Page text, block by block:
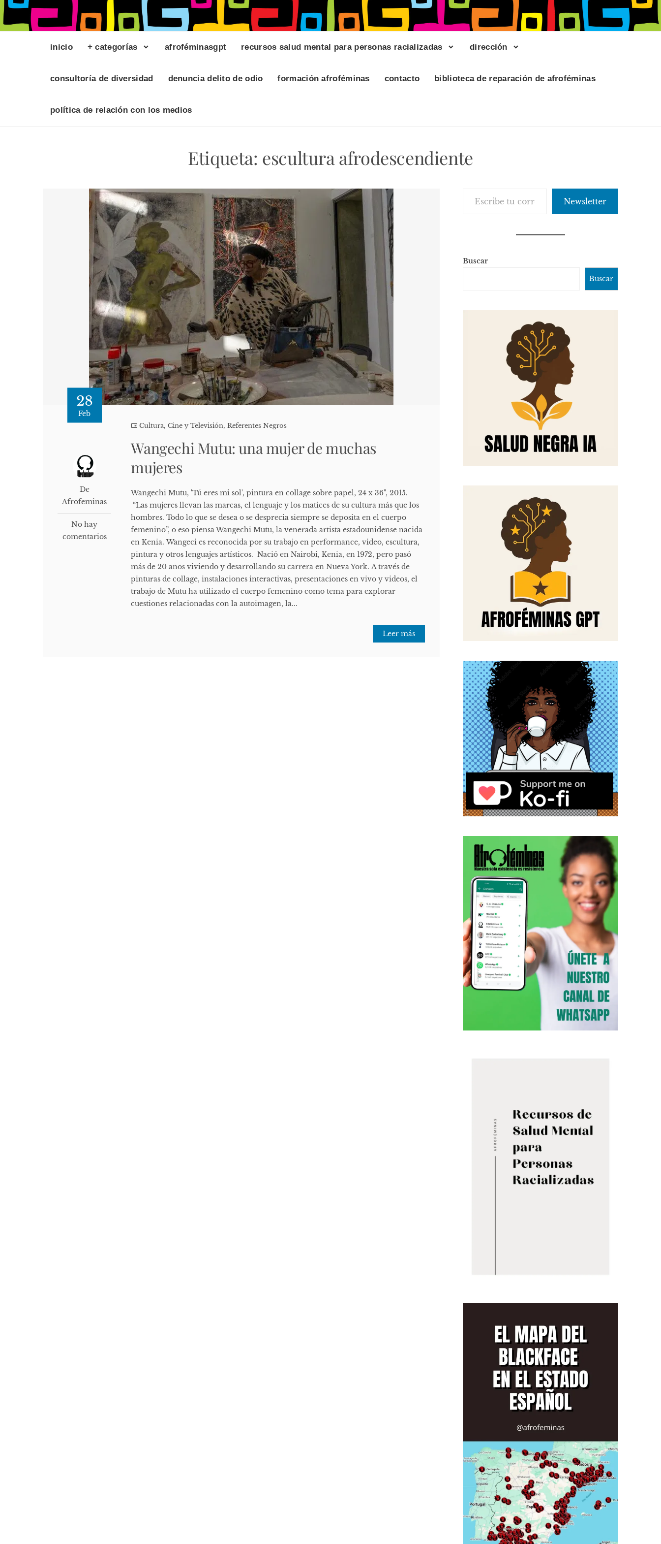
inicio + categorías afroféminasgpt recursos salud mental para personas racializadas dirección
consultoría de diversidad denuncia delito de odio formación afroféminas contacto biblioteca de reparación de afroféminas
política de relación con los medios
Etiqueta: escultura afrodescendiente
28
Feb
De
Afrofeminas
No hay
comentarios
Cultura, Cine y Televisión,Referentes Negros
Wangechi Mutu: una mujer de muchas
mujeres
Wangechi Mutu, 'Tú eres mi sol', pintura en collage sobre papel, 24 x 36", 2015.
“Las mujeres llevan las marcas, el lenguaje y los matices de su cultura más que los
hombres. Todo lo que se desea o se desprecia siempre se deposita en el cuerpo
femenino”, o eso piensa Wangechi Mutu, la venerada artista estadounidense nacida
en Kenia. Wangeci es reconocida por su trabajo en performance, video, escultura,
pintura y otros lenguajes artísticos. Nació en Nairobi, Kenia, en 1972, pero pasó
más de 20 años viviendo y desarrollando su carrera en Nueva York. A través de
pinturas de collage, instalaciones interactivas, presentaciones en vivo y videos, el
trabajo de Mutu ha utilizado el cuerpo femenino como tema para explorar
cuestiones relacionadas con la autoimagen, la...
Leer más
Newsletter
Buscar
Buscar